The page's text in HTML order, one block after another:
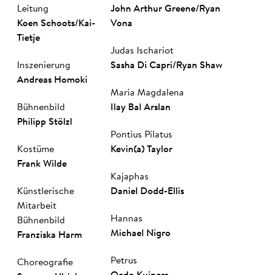
YOUTUBE AKTIVIEREN
YOUTUBE AKTIVIEREN
Leitung
Koen Schoots/ Kai­
Tie­tje
Inszenierung
An­dre­as Homoki
Bühnenbild
Philipp Stölzl
Kostüme
Frank Wilde
Künstlerische
Mitarbeit
Bühnenbild
Fran­zis­ka Harm
Choreografie
John Arthur Greene/ Ryan
Vona
Judas Ischariot
Sasha Di Capri/ Ryan Shaw
Maria Magdalena
Ilay Bal Arslan
Pontius Pilatus
Kevin(a) Taylor
Kajaphas
Daniel Dodd-Ellis
Hannas
Michael Nigro
Petrus